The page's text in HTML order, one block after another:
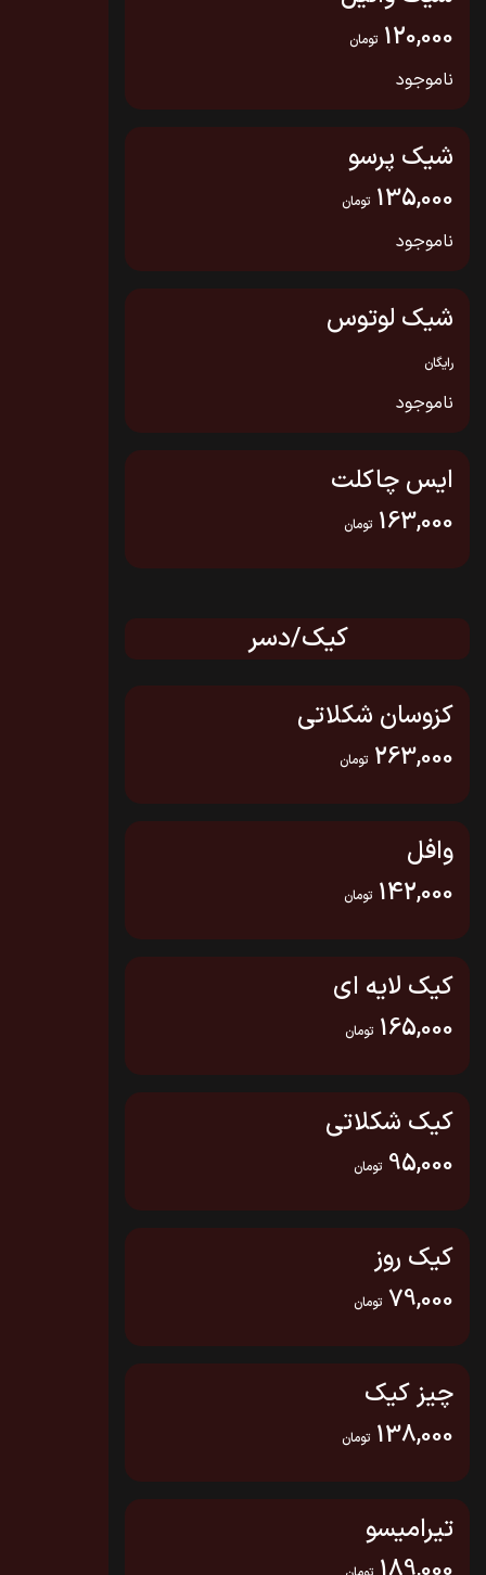
120,000 تومان
ناموجود
شیک پرسو
135,000 تومان
ناموجود
شیک لوتوس
رایگان
ناموجود
ایس چاکلت
163,000 تومان
کیک/دسر
کزوسان شکلاتی
263,000 تومان
وافل
142,000 تومان
کیک لایه ای
165,000 تومان
کیک شکلاتی
95,000 تومان
کیک روز
79,000 تومان
چیز کیک
138,000 تومان
تیرامیسو